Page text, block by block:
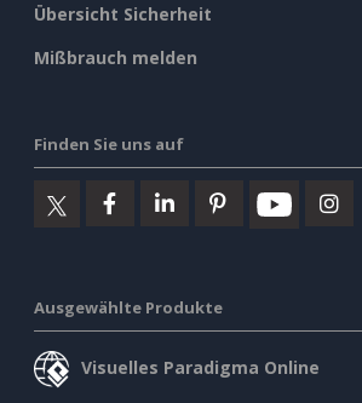
Übersicht Sicherheit
Mißbrauch melden
Finden Sie uns auf
Ausgewählte Produkte
Visuelles Paradigma Online